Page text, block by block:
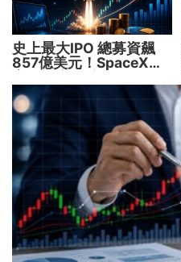
史上最大IPO 總募資飆
857億美元！SpaceX升